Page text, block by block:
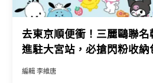
去東京順便衝！三麗鷗聯
進駐大宮站，必搶閃粉收
卡。
編輯 李維唐